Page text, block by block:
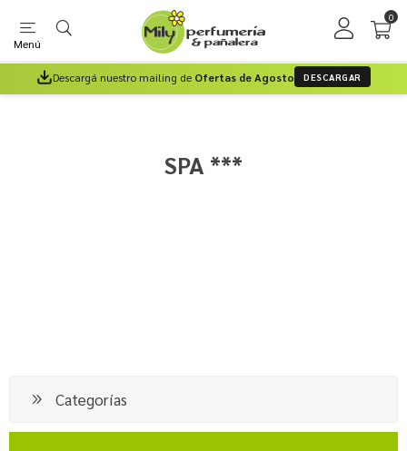
Menú
0
Descargá nuestro mailing de Ofertas de Agosto DESCARGAR
SPA ***
Categorías